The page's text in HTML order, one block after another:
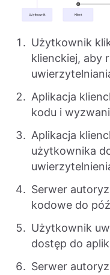
Użytkownik
klienckiej, aby
Aplikacja
kodu i
Aplikacja
użytkownika
Serwer
kodowe do
Użytkownik
dostęp do
Serwer